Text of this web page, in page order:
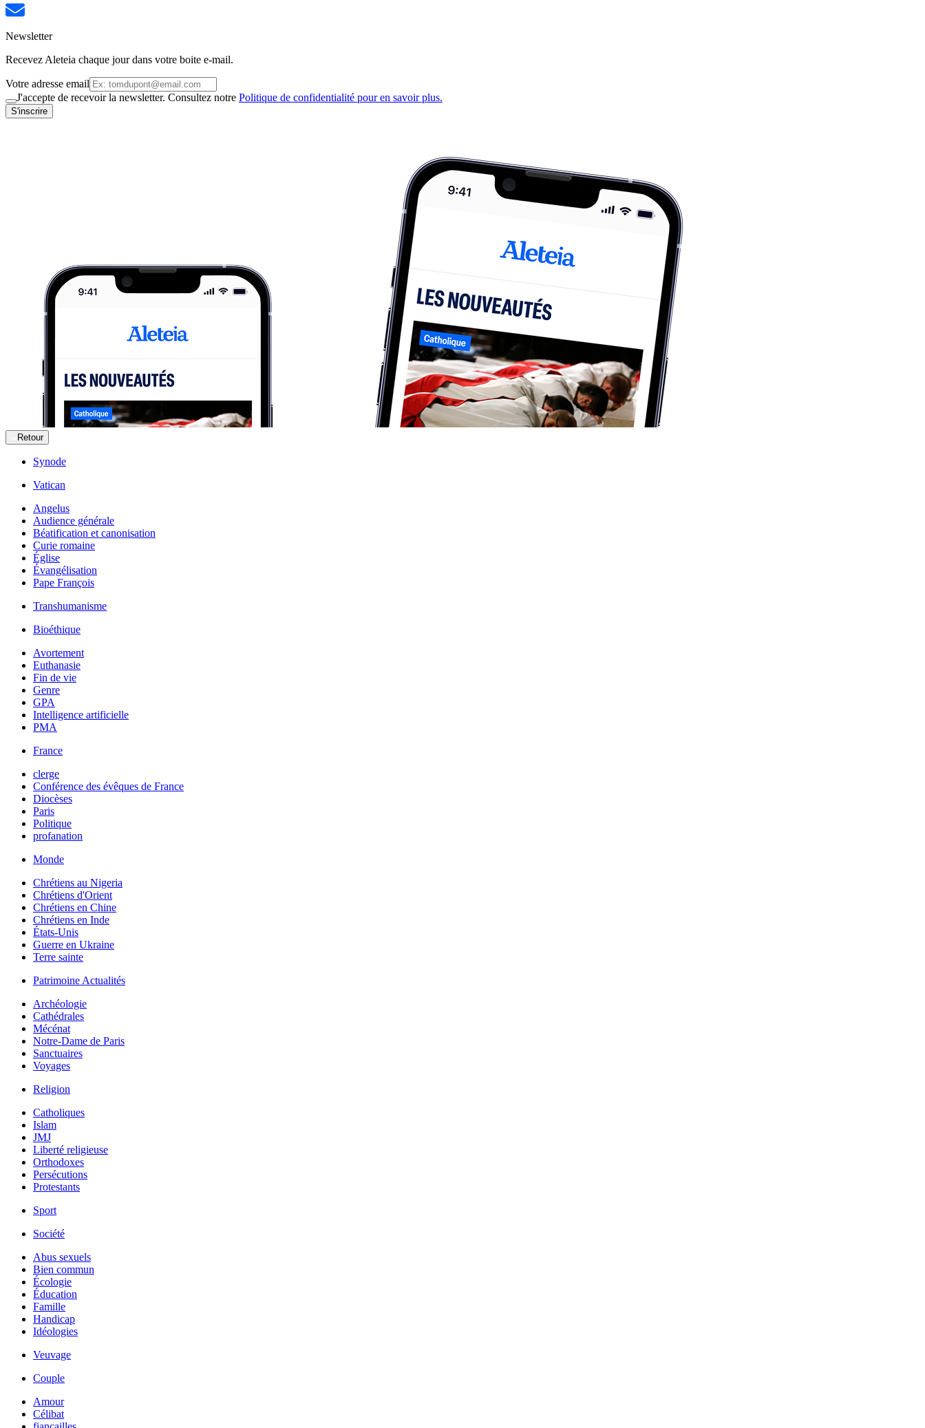
Newsletter
Recevez Aleteia chaque jour dans votre boite e-mail.
Votre adresse email
J'accepte de recevoir la newsletter. Consultez notre Politique de confidentialité pour en savoir plus.
S'inscrire
Retour
Synode
Vatican
Angelus
Audience générale
Béatification et canonisation
Curie romaine
Église
Évangélisation
Pape François
Transhumanisme
Bioéthique
Avortement
Euthanasie
Fin de vie
Genre
GPA
Intelligence artificielle
PMA
France
clerge
Conférence des évêques de France
Diocèses
Paris
Politique
profanation
Monde
Chrétiens au Nigeria
Chrétiens d'Orient
Chrétiens en Chine
Chrétiens en Inde
États-Unis
Guerre en Ukraine
Terre sainte
Patrimoine Actualités
Archéologie
Cathédrales
Mécénat
Notre-Dame de Paris
Sanctuaires
Voyages
Religion
Catholiques
Islam
JMJ
Liberté religieuse
Orthodoxes
Persécutions
Protestants
Sport
Société
Abus sexuels
Bien commun
Écologie
Éducation
Famille
Handicap
Idéologies
Veuvage
Couple
Amour
Célibat